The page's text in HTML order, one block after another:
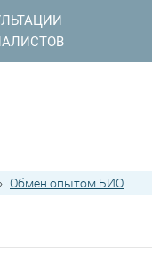
Обмен опытом БИО